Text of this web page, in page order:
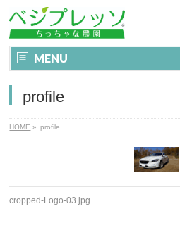
MENU
profile
HOME » profile
cropped-Logo-03.jpg